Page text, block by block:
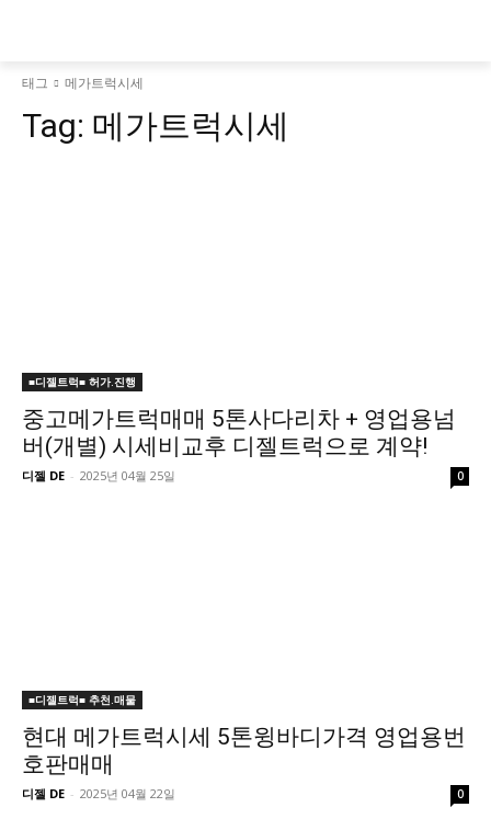
태그 메가트럭시세
Tag: 메가트럭시세
■디젤트럭■ 허가.진행
중고메가트럭매매 5톤사다리차 + 영업용넘
버(개별) 시세비교후 디젤트럭으로 계약!
디젤 DE - 2025년 04월 25일 0
■디젤트럭■ 추천.매물
현대 메가트럭시세 5톤윙바디가격 영업용번
호판매매
디젤 DE - 2025년 04월 22일 0